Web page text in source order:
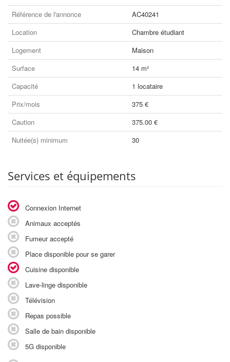
Référence de l'annonce
AC40241
Location
Chambre étudiant
Logement
Maison
Surface
14 m²
Capacité
1 locataire
Prix/mois
375 €
Caution
375.00 €
Nuitée(s) minimum
30
Services et équipements
Connexion Internet
Animaux acceptés
Fumeur accepté
Place disponible pour se garer
Cuisine disponible
Lave-linge disponible
Télévision
Repas possible
Salle de bain disponible
5G disponible